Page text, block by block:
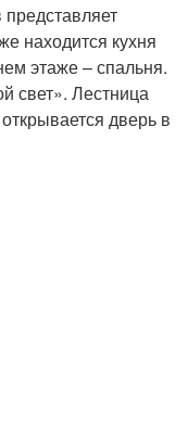
находится кухня
этаже – спальня.
свет». Лестница
дверь в